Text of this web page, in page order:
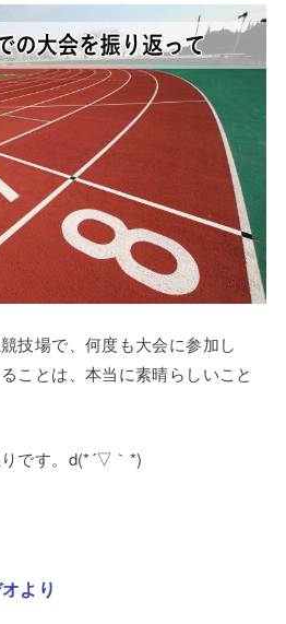
技場で、何度も大会に参加し
ことは、本当に素晴らしいこと
です。d(*´▽｀*)
より